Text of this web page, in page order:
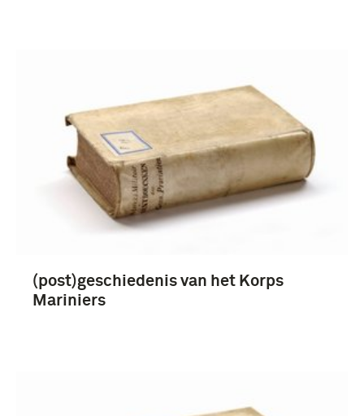
artikel (89)
19e eeuw (4)
(post)geschiedenis van het Korps
Mariniers